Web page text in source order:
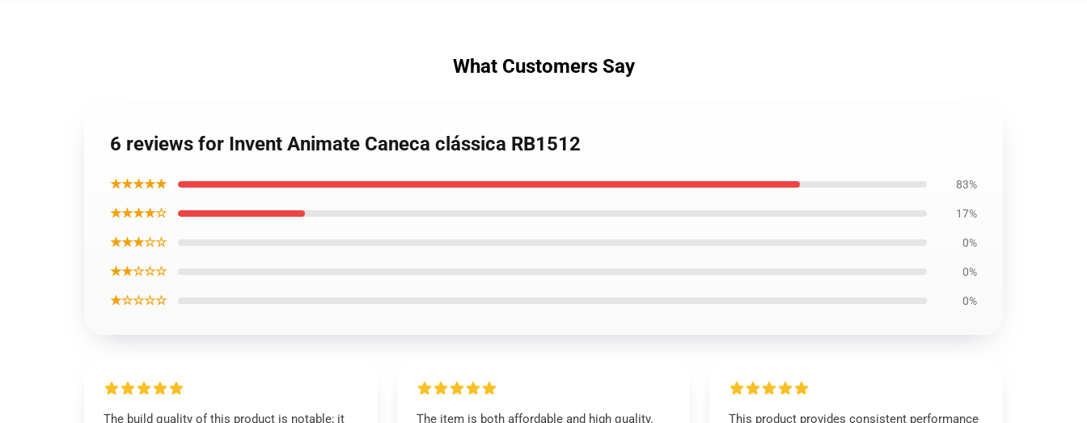
What Customers Say
6 reviews for Invent Animate Caneca clássica RB1512
★★★★★ 83%
★★★★☆ 17%
★★★☆☆ 0%
★★☆☆☆ 0%
★☆☆☆☆ 0%
The build quality of this product is notable; it
The item is both affordable and high quality.
This product provides consistent performance